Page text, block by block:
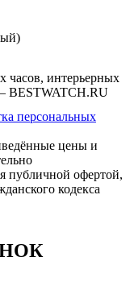
часов, интерьерных
BESTWATCH.RU
персональных
цены и
публичной офертой,
кодекса